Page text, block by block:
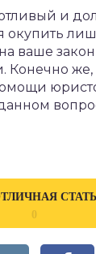
и
окупить
ваше
Конечно же,
0